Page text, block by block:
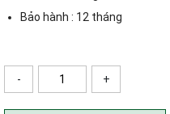
Bảo hành : 12 tháng
- +